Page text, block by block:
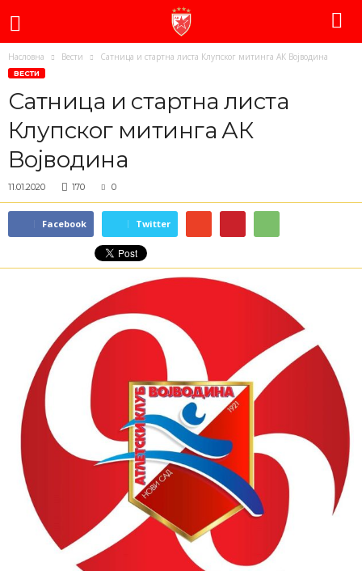
Насловна Вести Сатница и стартна листа Клупског митинга АК Војводина
ВЕСТИ
Сатница и стартна листа
Клупског митинга АК
Војводина
11.01.2020 170 0
Facebook Twitter